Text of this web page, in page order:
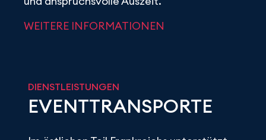
WEITERE INFORMATIONEN
DIENSTLEISTUNGEN
EVENTTRANSPORTE